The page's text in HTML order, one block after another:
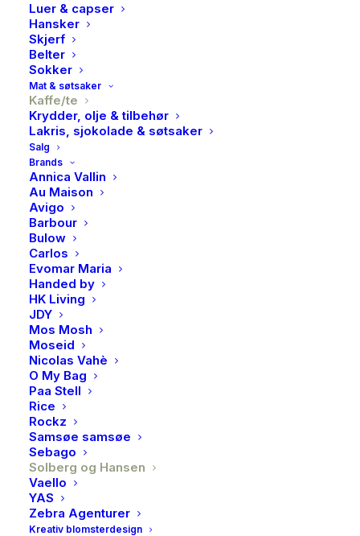
Luer & capser
Hansker
Skjerf
Belter
Sokker
Mat & søtsaker
Kaffe/te
Krydder, olje & tilbehør
Lakris, sjokolade & søtsaker
Salg
Brands
Annica Vallin
Au Maison
Avigo
Barbour
Bulow
Carlos
Evomar Maria
Handed by
HK Living
JDY
Mos Mosh
Moseid
Nicolas Vahè
O My Bag
Paa Stell
Rice
Rockz
Samsøe samsøe
Sebago
Solberg og Hansen
Vaello
YAS
Zebra Agenturer
Kreativ blomsterdesign
Solberg & Hansen,
Juleespresso
179,00 kr
Søt og fruktig med toner av kakao og smørtoner, og
med hint av solbær og rips.
Årets juleespresso er en espressoblanding med
våtforedlet kaffe fra Tolima i Colombia og Muranga i
Kenya. Juleespressoen smaker nydelig på
espressomaskin og mokkakanne, og den kan også
brukes på presskanne eller som kokekaffe.
Utsolgt
Produktnummer 4831
Kategori
Brand
Solberg og Hansen